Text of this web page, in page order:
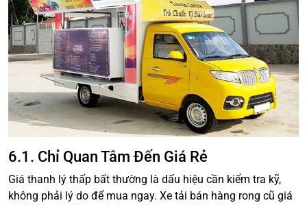
6.1. Chỉ Quan Tâm Đến Giá Rẻ
Giá thanh lý thấp bất thường là dấu hiệu cần kiểm tra kỹ,
không phải lý do để mua ngay. Xe tải bán hàng rong cũ giá